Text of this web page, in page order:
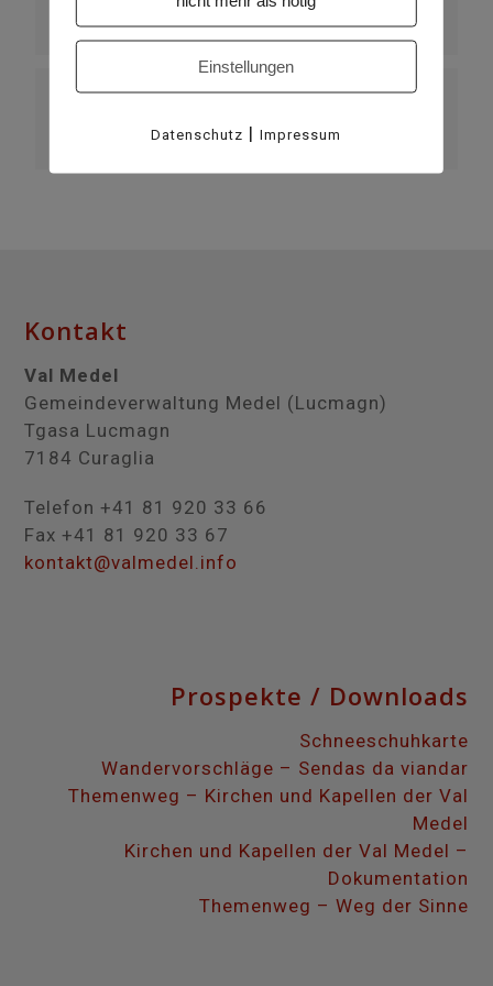
täglich
KÖNIGINNEN UND HELFERINNEN
Kontakt
Val Medel
Gemeindeverwaltung Medel (Lucmagn)
Tgasa Lucmagn
7184 Curaglia
Telefon +41 81 920 33 66
Fax +41 81 920 33 67
kontakt@valmedel.info
Prospekte / Downloads
Schneeschuhkarte
Wandervorschläge – Sendas da viandar
Themenweg – Kirchen und Kapellen der Val
Medel
Kirchen und Kapellen der Val Medel –
Dokumentation
Themenweg – Weg der Sinne
Einstellungen
Datenschutz |Impressum